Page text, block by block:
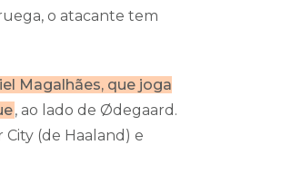
o atacante tem
Magalhães, que joga
, ao lado de Ødegaard.
(de Haaland) e